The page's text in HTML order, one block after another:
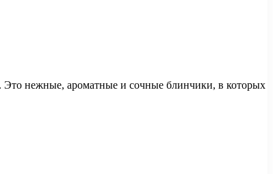
Это нежные, ароматные и сочные блинчики, в которых